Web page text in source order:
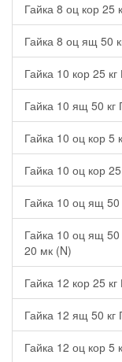
Гайка 8 оц кор 25
Гайка 8 оц ящ 50
Гайка 10 кор 25
Гайка 10 ящ 50
Гайка 10 оц кор 5
Гайка 10 оц кор
Гайка 10 оц ящ
Гайка 10 оц ящ
20 мк (N)
Гайка 12 кор 25
Гайка 12 ящ 50
Гайка 12 оц кор 5